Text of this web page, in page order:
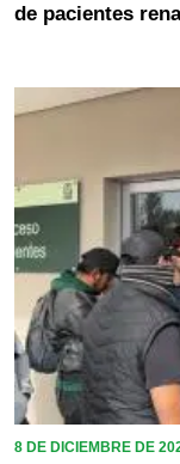
de pacientes
8 DE DICIEMBRE DE